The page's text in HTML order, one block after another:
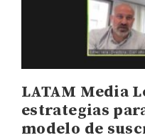
LATAM Media
estrategias
modelo de